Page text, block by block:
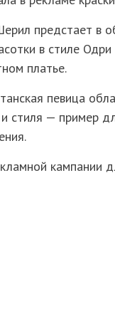
предстает в
в стиле
платье.
певица
стиля — пример
кампании